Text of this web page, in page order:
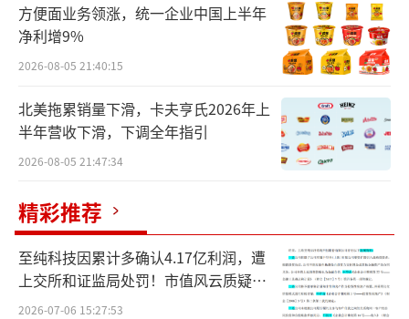
12.87亿元，同比增长33.2%。这是统一企业中
国自2020年以来，营收和税后利润首次取得双
位数增长。不过到了2025年下半年，统一企业
中国营收增长乏力，7—12月实现收入146.27亿
元，与2024年同期的148.83亿元相比少了2.56
亿元。
对比财报发现，统一企业中国营收增长与
销售及市场推广开支呈正相关。财报显示，统
一企业中国上半年销售及市场推广开支为37.73
亿元，同比增加1.82亿元，主要投向品牌推广
方便面业务领涨，统一企业中国上半年
净利增9%
2026-08-05 21:40:15
北美拖累销量下滑，卡夫亨氏2026年上
半年营收下滑，下调全年指引
2026-08-05 21:47:34
精彩推荐
至纯科技因累计多确认4.17亿利润，遭
上交所和证监局处罚！市值风云质疑其
财务问题，遭巨额索赔！
2026-07-06 15:27:53